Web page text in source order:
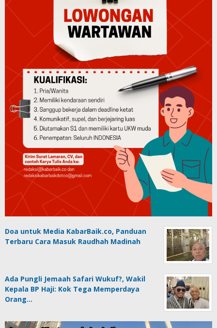
Doa untuk Media KabarBaik.co, Panduan
Terbaru Cara Masuk Raudhah Madinah
Ada Pungli Jemaah Safari Wukuf?, Wakil
Kepala BP Haji: Kok Tega Memperdaya
Orang…